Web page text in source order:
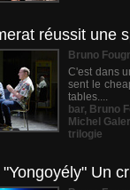
réussit une
Bruno
C'est dans
sent le
tables....
bar, Bruno
Michel
trilogie
"Yongoyély" Un